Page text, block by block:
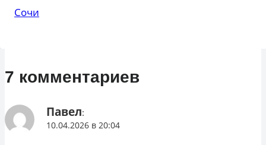
Сочи
7 комментариев
Павел:
10.04.2026 в 20:04